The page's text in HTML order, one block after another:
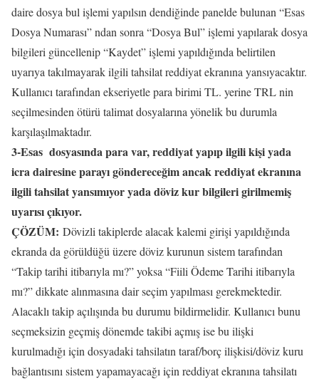
daire dosya bul işlemi yapılsın dendiğinde panelde bulunan “Esas
Dosya Numarası” ndan sonra “Dosya Bul” işlemi yapılarak dosya
bilgileri güncellenip “Kaydet” işlemi yapıldığında belirtilen
uyarıya takılmayarak ilgili tahsilat reddiyat ekranına yansıyacaktır.
Kullanıcı tarafından ekseriyetle para birimi TL. yerine TRL nin
seçilmesinden ötürü talimat dosyalarına yönelik bu durumla
karşılaşılmaktadır.
3-Esas dosyasında para var, reddiyat yapıp ilgili kişi yada
icra dairesine parayı göndereceğim ancak reddiyat ekranına
ilgili tahsilat yansımıyor yada döviz kur bilgileri girilmemiş
uyarısı çıkıyor.
ÇÖZÜM: Dövizli takiplerde alacak kalemi girişi yapıldığında
ekranda da görüldüğü üzere döviz kurunun sistem tarafından
“Takip tarihi itibarıyla mı?” yoksa “Fiili Ödeme Tarihi itibarıyla
mı?” dikkate alınmasına dair seçim yapılması gerekmektedir.
Alacaklı takip açılışında bu durumu bildirmelidir. Kullanıcı bunu
seçmeksizin geçmiş dönemde takibi açmış ise bu ilişki
kurulmadığı için dosyadaki tahsilatın taraf/borç ilişkisi/döviz kuru
bağlantısını sistem yapamayacağı için reddiyat ekranına tahsilatı